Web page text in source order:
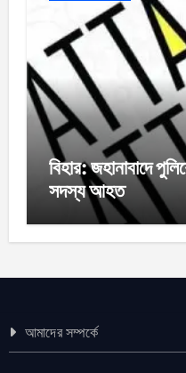
বিহার: জহানাবাদে
সদস্য আহত
আমাদের সম্পর্কে